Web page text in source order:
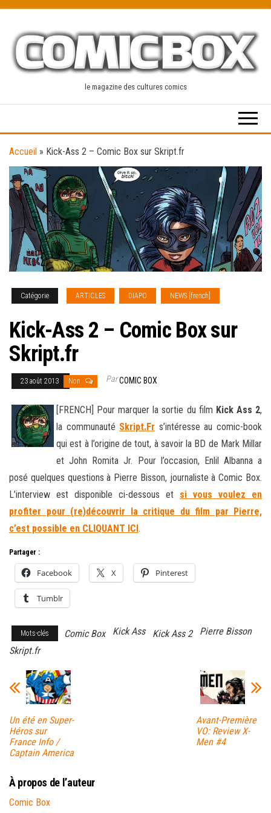
content
le magazine des cultures comics
Accueil » Kick-Ass 2 – Comic Box sur Skript.fr
Catégorie ARTICLES DIAPO NEWS [french]
Kick-Ass 2 – Comic Box sur
Skript.fr
23 août 2013 Non ParCOMIC BOX
[FRENCH] Pour marquer la sortie du film Kick Ass 2,
la communauté Skript.Fr s’intéresse au comic-book
qui est à l’origine de tout, à savoir la BD de Mark Millar
et John Romita Jr. Pour l’occasion, Enlil Albanna a
posé quelques questions à Pierre Bisson, journaliste à Comic Box.
L’interview est disponible ci-dessous et si vous voulez en
profiter pour (re)découvrir la critique du film par Pierre,
c’est possible en CLIQUANT ICI.
Partager :
Facebook X Pinterest
Tumblr
Mots-clés Comic Box Kick Ass Kick Ass 2
Pierre Bisson
Skript.fr
Un été en Super-
Héros sur
France Info /
Captain America
Avant-Première
VO: Review X-
Men #4
À propos de l’auteur
Comic Box